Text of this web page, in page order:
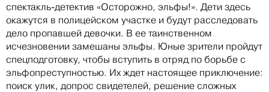
спектакль-детектив «Осторожно, эльфы!». Дети здесь
окажутся в полицейском участке и будут расследовать
дело пропавшей девочки. В ее таинственном
исчезновении замешаны эльфы. Юные зрители пройдут
спецподготовку, чтобы вступить в отряд по борьбе с
эльфопреступностью. Их ждет настоящее приключение:
поиск улик, допрос свидетелей, решение сложных